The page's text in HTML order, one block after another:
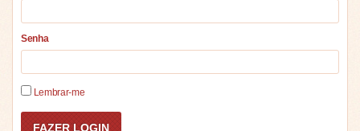
Senha
Lembrar-me